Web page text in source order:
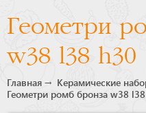
компании
Купить
Геометри
w38 l38 h30
Главная
Керамические
Геометри ромб бронза w38